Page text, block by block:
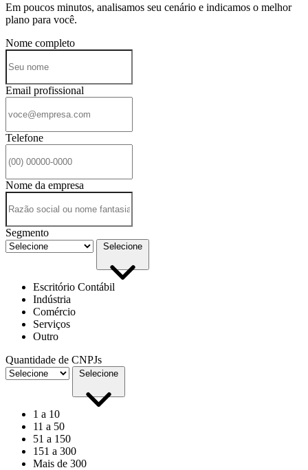
Em poucos minutos, analisamos seu cenário e indicamos o melhor
plano para você.
Nome completo
Email profissional
Telefone
Nome da empresa
Segmento
Selecione
Escritório Contábil
Indústria
Comércio
Serviços
Outro
Quantidade de CNPJs
Selecione
1 a 10
11 a 50
51 a 150
151 a 300
Mais de 300